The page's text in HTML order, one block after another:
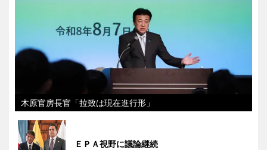
木原官房長官「拉致は現在進行形」
ＥＰＡ視野に議論継続